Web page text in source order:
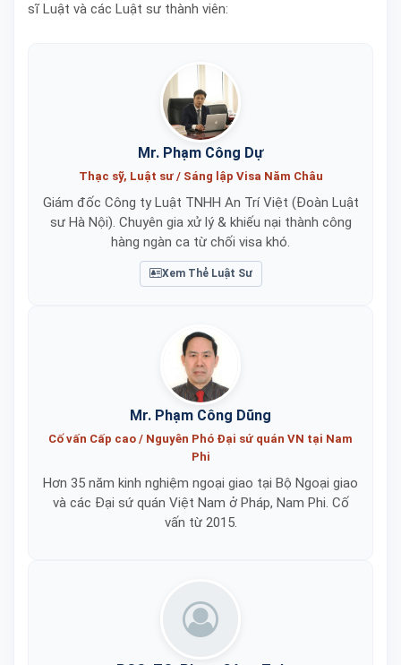
sĩ Luật và các Luật sư thành viên:
Mr. Phạm Công Dự
Thạc sỹ, Luật sư / Sáng lập Visa Năm Châu
Giám đốc Công ty Luật TNHH An Trí Việt (Đoàn Luật
sư Hà Nội). Chuyên gia xử lý & khiếu nại thành công
hàng ngàn ca từ chối visa khó.
Xem Thẻ Luật Sư
Mr. Phạm Công Dũng
Cố vấn Cấp cao / Nguyên Phó Đại sứ quán VN tại Nam
Phi
Hơn 35 năm kinh nghiệm ngoại giao tại Bộ Ngoại giao
và các Đại sứ quán Việt Nam ở Pháp, Nam Phi. Cố
vấn từ 2015.